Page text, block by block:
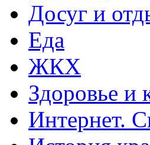
Досуг и
Еда
ЖКХ
Здоровье и
Интернет.